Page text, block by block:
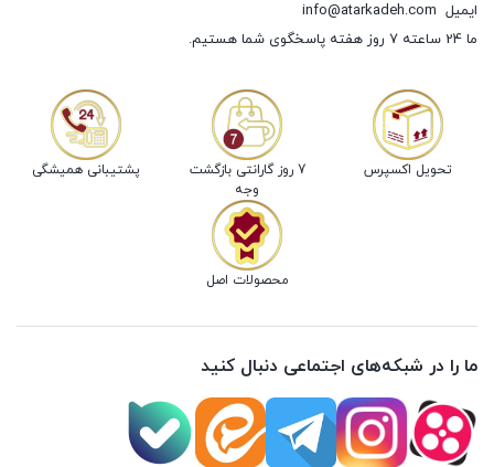
ایمیل info@atarkadeh.com
ما 24 ساعته 7 روز هفته پاسخگوی شما هستیم.
تحویل اکسپرس
7 روز گارانتی بازگشت
وجه
پشتیبانی همیشگی
محصولات اصل
ما را در شبکه‌های اجتماعی دنبال کنید